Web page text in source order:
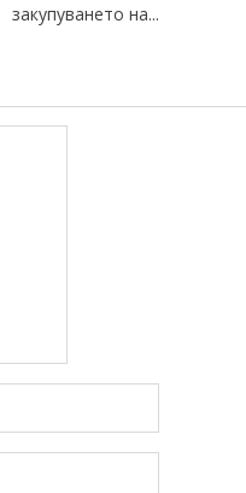
закупуването на...